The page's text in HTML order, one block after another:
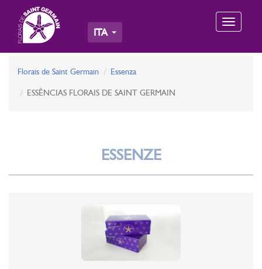
Toggle
ITA
Florais de Saint Germain Essenza
ESSÊNCIAS FLORAIS DE SAINT GERMAIN
ESSENZE